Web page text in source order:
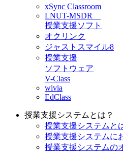
xSync Classroom
LNUT-MSDR
授業支援ソフト
オクリンク
ジャストスマイル8
授業支援
ソフトウェア
V-Class
wivia
EdClass
授業支援システムとは？
授業支援システムと
授業支援システムに
授業支援システムの